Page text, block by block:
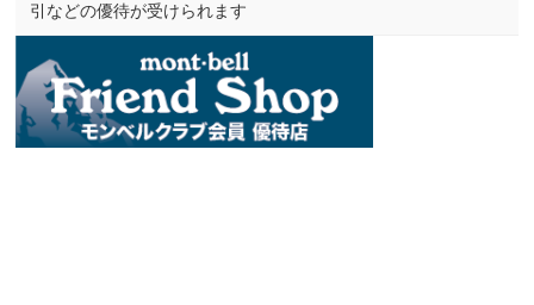
引などの優待が受けられます